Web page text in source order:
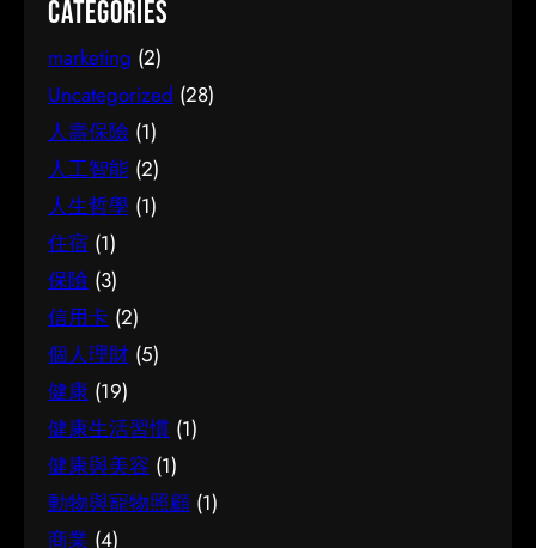
訊來源是否可靠同樣關鍵。如有任何疑問，諮詢
相關範疇的專業人士，往往能得到更貼合個人需
要的建議。 聰明選擇的方法 幾個簡單的方法，能
幫你少走冤枉路：先設定清晰的目標與預算、收
集足夠的資料再比較，以及保留彈性以應對變
化。把這些習慣養成，做選擇時自然更得心應
手。 因應需要選擇 不同的情境，對簿記服務的要
求也不一樣。先想清楚自己最常遇到的情況與優
先考量，再作選擇，就能避免買了用不上、或選
了不合適的尷尬，讓每一分付出都用得其所。 如
何選擇 在考慮簿記服務時，建議從自己的實際需
要出發，比較不同選擇的特點與條件，而非單看
價錢或表面資訊。多參考可靠來源、細閱詳情，
有助找到最切合需要的方案。想進一步了解相關
資訊，可以參考簿記服務，當中有更詳細的介
紹。 簿記服務是甚麼 要真正掌握簿記服務，第一
步是建立正確的基礎認知。很多誤解往往源於資
和大家分享關於腳腫 解決的實用資訊。 它的重要
性 認真了解腳腫 解決的好處顯而易見：當你清楚
自己面對的選擇與條件，便更容易避開常見的陷
阱，把時間與資源花在真正合適的地方，這也是
做足功課的價值所在。 事前要留意甚麼 在做決定
之前，有幾點值得特別留意。首先，每個人的情
況不盡相同，適合別人的未必適合自己；其次，
資訊來源是否可靠同樣關鍵。如有任何疑問，諮
詢相關範疇的專業人士，往往能得到更貼合個人
需要的建議。 聰明選擇的方法 幾個簡單的方法，
能幫你少走冤枉路：先設定清晰的目標與預算、
收集足夠的資料再比較，以及保留彈性以應對變
化。把這些習慣養成，做選擇時自然更得心應
手。 因應需要選擇 不同的情境，對腳腫 解決的
要求也不一樣。先想清楚自己最常遇到的情況與
優先考量，再作選擇，就能避免買了用不上、或
選了不合適的尷尬，讓每一分付出都用得其所。
Categories
marketing (2)
Uncategorized (28)
人壽保險 (1)
人工智能 (2)
人生哲學 (1)
住宿 (1)
保險 (3)
信用卡 (2)
個人理財 (5)
健康 (19)
健康生活習慣 (1)
健康與美容 (1)
動物與寵物照顧 (1)
商業 (4)